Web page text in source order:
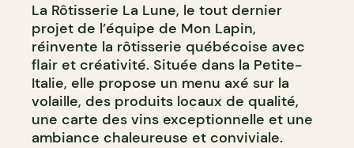
La Rôtisserie La Lune, le tout dernier
projet de l’équipe de Mon Lapin,
réinvente la rôtisserie québécoise avec
flair et créativité. Située dans la Petite-
Italie, elle propose un menu axé sur la
volaille, des produits locaux de qualité,
une carte des vins exceptionnelle et une
ambiance chaleureuse et conviviale.